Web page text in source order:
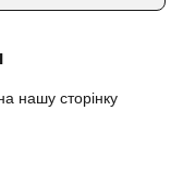
нашу сторінку